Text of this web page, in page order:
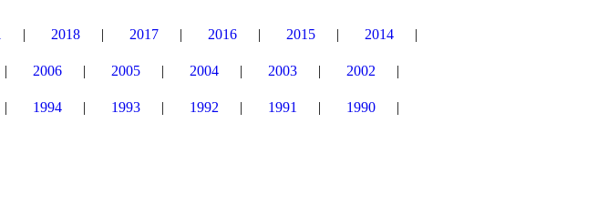
2018 2017 2016 2015 2014
2006 2005 2004 2003 2002
1994 1993 1992 1991 1990